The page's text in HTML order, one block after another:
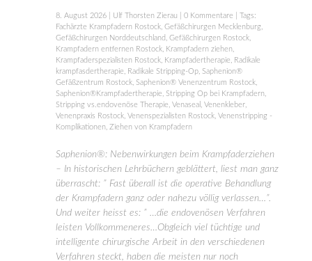
8. August 2026 Ulf Thorsten Zierau 0 Kommentare | Tags:
Fachärzte Krampfadern Rostock Gefäßchirurgen Mecklenburg
Gefäßchirurgen Norddeutschland
Gefäßchirurgen Rostock
Krampfadern entfernen Rostock
Krampfadern ziehen
Krampfaderspezialisten Rostock
Krampfadertherapie
Radikale
krampfasdertherapie
Radikale Stripping-Op Saphenion®
Gefäßzentrum Rostock Saphenion® Venenzentrum Rostock
Saphenion®Krampfadertherapie
Stripping Op bei Krampfadern
Stripping vs.endovenöse Therapie Venaseal Venenkleber
Venenpraxis Rostock Venenspezialisten Rostock Venenstripping -
Komplikationen Ziehen von Krampfadern
Saphenion®: Nebenwirkungen beim Krampfaderziehen
– In historischen Lehrbüchern geblättert, liest man ganz
überrascht: ” Fast überall ist die operative Behandlung
der Krampfadern ganz oder nahezu völlig verlassen…”.
Und weiter heisst es: ” …die endovenösen Verfahren
leisten Vollkommeneres…Obgleich viel tüchtige und
intelligente chirurgische Arbeit in den verschiedenen
Verfahren steckt, haben die meisten nur noch